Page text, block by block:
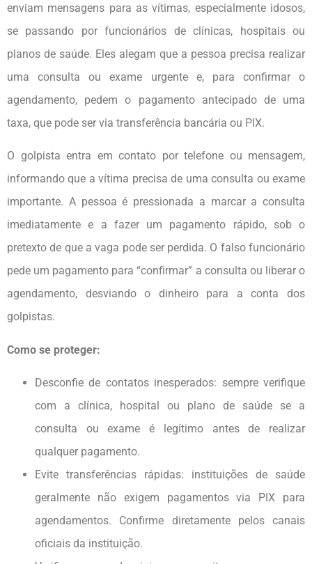
enviam mensagens para as vítimas, especialmente idosos,
se passando por funcionários de clínicas, hospitais ou
planos de saúde. Eles alegam que a pessoa precisa realizar
uma consulta ou exame urgente e, para confirmar o
agendamento, pedem o pagamento antecipado de uma
taxa, que pode ser via transferência bancária ou PIX.
O golpista entra em contato por telefone ou mensagem,
informando que a vítima precisa de uma consulta ou exame
importante. A pessoa é pressionada a marcar a consulta
imediatamente e a fazer um pagamento rápido, sob o
pretexto de que a vaga pode ser perdida. O falso funcionário
pede um pagamento para “confirmar” a consulta ou liberar o
agendamento, desviando o dinheiro para a conta dos
golpistas.
Como se proteger:
Desconfie de contatos inesperados: sempre verifique
com a clínica, hospital ou plano de saúde se a
consulta ou exame é legítimo antes de realizar
qualquer pagamento.
Evite transferências rápidas: instituições de saúde
geralmente não exigem pagamentos via PIX para
agendamentos. Confirme diretamente pelos canais
oficiais da instituição.